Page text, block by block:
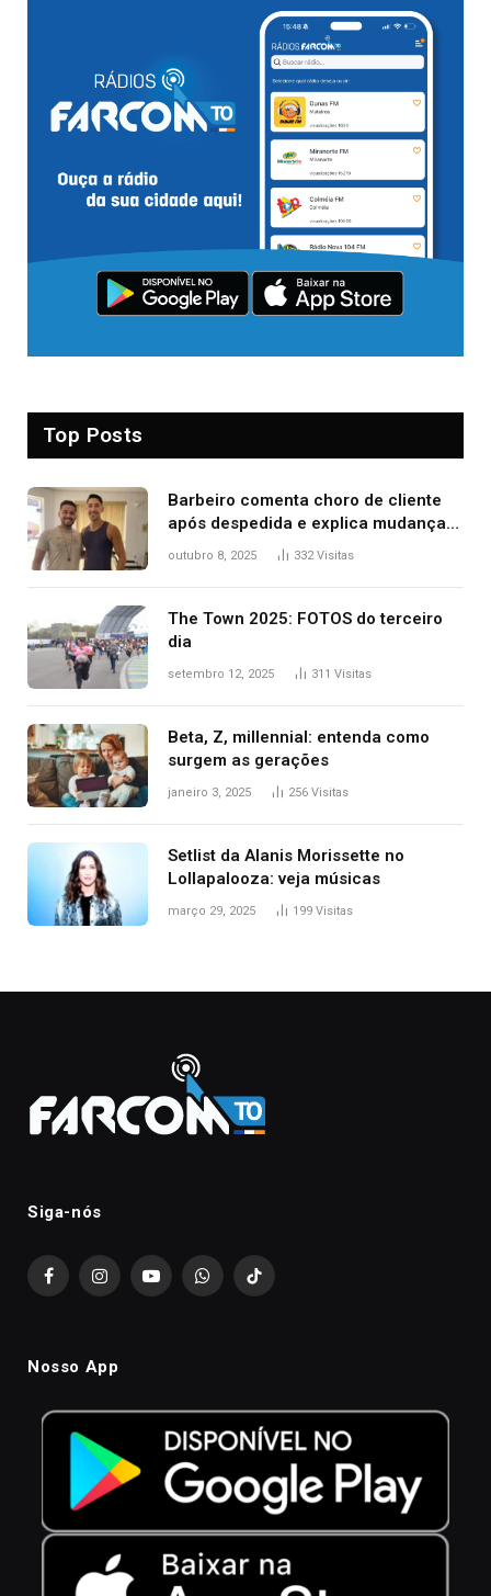
Top Posts
Barbeiro comenta choro de cliente
após despedida e explica mudança
para o TO: ‘Não esperava atingir
outubro 8, 2025 332Visitas
The Town 2025: FOTOS do terceiro
dia
setembro 12, 2025 311 Visitas
Beta, Z, millennial: entenda como
surgem as gerações
janeiro 3, 2025 256 Visitas
Setlist da Alanis Morissette no
Lollapalooza: veja músicas
março 29, 2025 199 Visitas
Siga-nós
FacebookInstagramYouTubeWhatsAppTikTok
Nosso App